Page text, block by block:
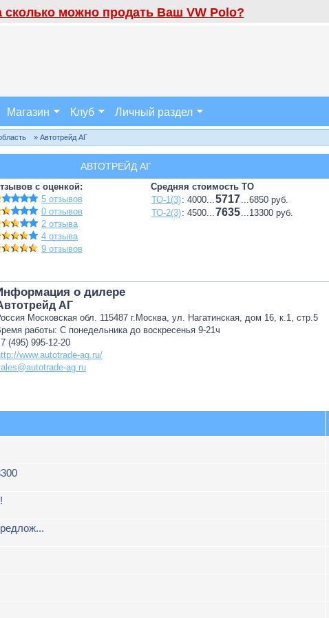
сколько можно продать Ваш VW Polo?
Магазин Клуб Личный раздел
» Автотрейд АГ
АВТОТРЕЙД АГ
с оценкой:
5 отзывов
0 отзывов
2 отзыва
4 отзыва
9 отзывов
Средняя стоимость ТО
ТО-1(3): 4000...5717...6850 руб.
ТО-2(3): 4500...7635...13300 руб.
о дилере
АГ
Московская обл. 115487 г.Москва, ул. Нагатинская, дом 16, к.1, стр.5
работы: С понедельника до воскресенья 9-21ч
(495) 995-12-20
www.autotrade-ag.ru/
ag.ru